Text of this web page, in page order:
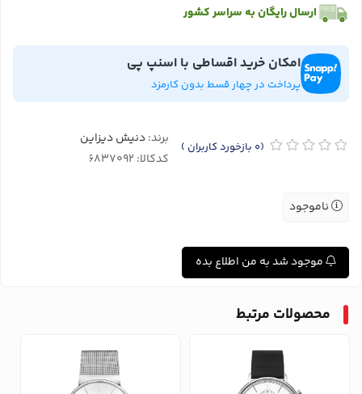
ارسال رایگان به سراسر کشور
امکان خرید اقساطی با اسنپ پی
پرداخت در چهار قسط بدون کارمزد
(0 بازخورد کاربران ) برند:دنیش دیزاین
کدکالا:
ناموجود
موجود شد به من اطلاع بده
محصولات مرتبط